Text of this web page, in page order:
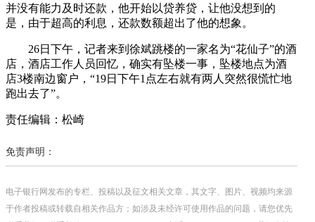
并没有能力及时还款，他开始以贷养贷，让他没想到的
是，由于超高的利息，还款数额超出了他的想象。
26日下午，记者来到徐斌跳楼的一家名为“花仙子”的酒
店，酒店工作人员回忆，确实有坠楼一事，坠楼地点为酒
店3楼南边窗户，“19日下午1点左右就有两人突然很慌忙地
跑出去了”。
责任编辑：松崎
免责声明：
电子银行网发布的专栏、投稿以及征文相关文章，其文字、图片、视频均来源
于作者投稿或转载自相关作品方；如涉及未经许可使用作品的问题，请您优先